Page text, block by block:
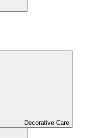
Decorative Care